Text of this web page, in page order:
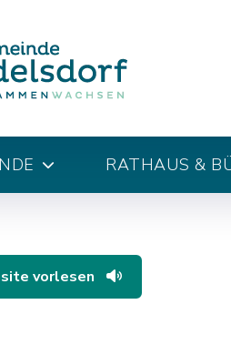
RATHAUS &
vorlesen